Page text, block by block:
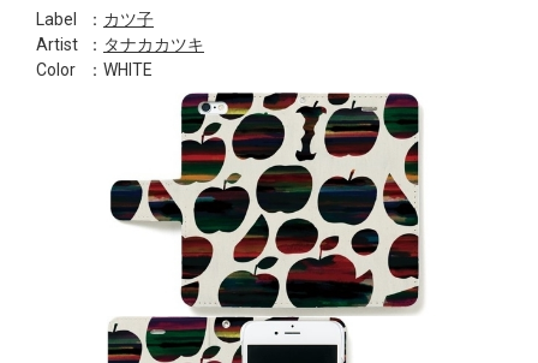
Label ： カツ子
Artist
： タナカカツキ
Color
：WHITE